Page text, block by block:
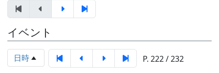
～。 (ポン四郎）
棚田のイネに
ワンス・アンド・フ
ォーエバー
4 僕の中のふるさと
H CORPORATION
II
イベント
日時 P. 222 / 232